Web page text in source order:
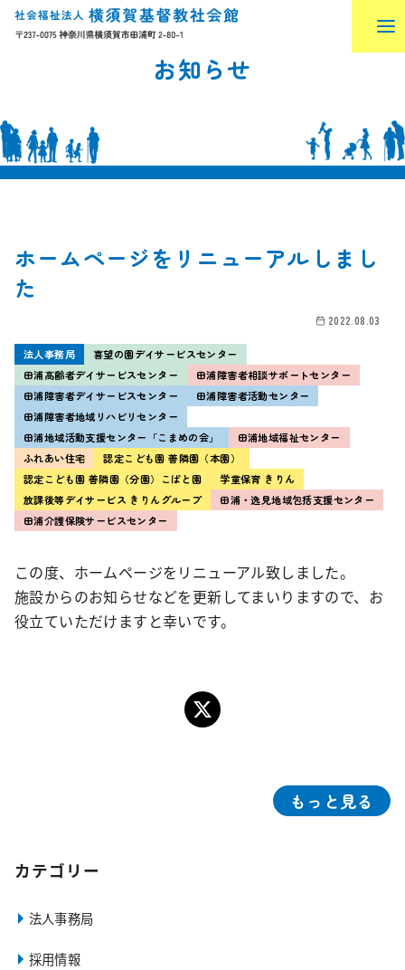
お知らせ
ホームページをリニューアルしまし
た
2022.08.03
法人事務局
喜望の園デイサービスセンター
田浦高齢者デイサービスセンター
田浦障害者相談サポートセンター
田浦障害者デイサービスセンター
田浦障害者活動センター
田浦障害者地域リハビリセンター
田浦地域活動支援センター「こまめの会」
田浦地域福祉センター
ふれあい住宅
認定こども園 善隣園（本園）
認定こども園 善隣園（分園）こばと園
学童保育 きりん
放課後等デイサービス きりんグループ
田浦・逸見地域包括支援センター
田浦介護保険サービスセンター
この度、ホームページをリニューアル致しました。
施設からのお知らせなどを更新してまいりますので、お
役立ていただけますと幸いです。
もっと見る
カテゴリー
法人事務局
採用情報